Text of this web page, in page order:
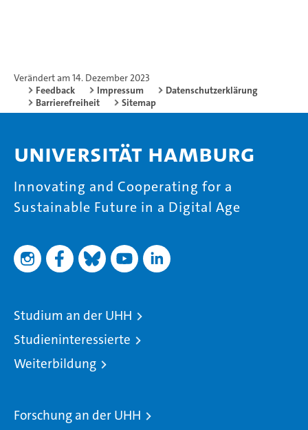
Verändert am 14. Dezember 2023
Feedback
Impressum
Datenschutzerklärung
Barrierefreiheit
Sitemap
Universität Hamburg
Innovating and Cooperating for a
Sustainable Future in a Digital Age
Studium an der UHH
Studieninteressierte
Weiterbildung
Forschung an der UHH